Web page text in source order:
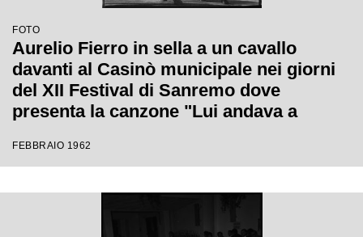
FOTO
Aurelio Fierro in sella a un cavallo
davanti al Casinò municipale nei giorni
del XII Festival di Sanremo dove
presenta la canzone "Lui andava a
FEBBRAIO 1962